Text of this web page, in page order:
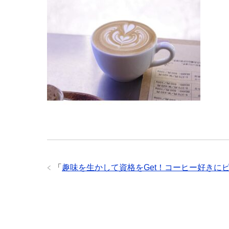
「 趣味を生かして資格をGet！コーヒー好きに